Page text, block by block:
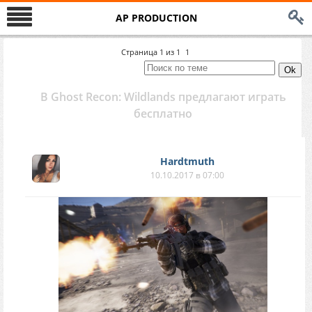
AP PRODUCTION
Страница 1 из 1 1
В Ghost Recon: Wildlands предлагают играть
бесплатно
Hardtmuth
10.10.2017 в 07:00